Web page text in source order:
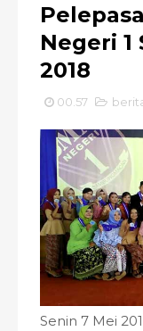
Negeri 1
2018
00.57
Senin 7 Mei